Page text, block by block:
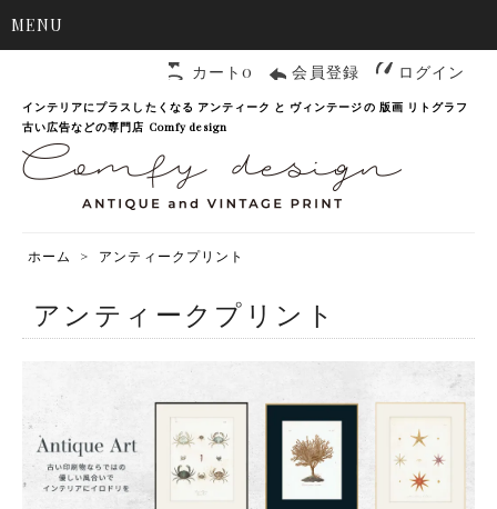
MENU
カート0 会員登録 ログイン
インテリアにプラスしたくなる アンティーク と ヴィンテージの 版画 リトグラフ
古い広告などの専門店 Comfy design
ホーム > アンティークプリント
アンティークプリント